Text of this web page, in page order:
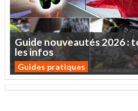
Guidenouveautés2026:
lesinfos
Guides pratiques